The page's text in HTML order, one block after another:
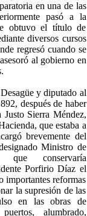
en una de las
pasó a la
obtuvo el título de
diversos cursos
regresó cuando se
al gobierno en
y diputado al
después de haber
Sierra Méndez,
que estaba a
brevemente del
Ministro de
conservaría
Porfirio Díaz el
importantes reformas
la supresión de las
en las obras de
alumbrado,